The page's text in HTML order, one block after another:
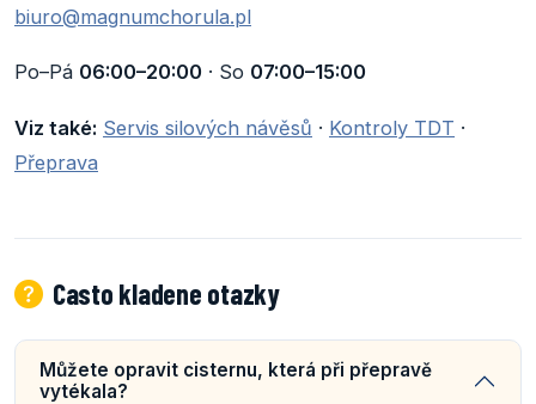
biuro@magnumchorula.pl
Po–Pá 06:00–20:00 · So 07:00–15:00
Viz také: Servis silových návěsů · Kontroly TDT ·
Přeprava
Casto kladene otazky
Můžete opravit cisternu, která při přepravě
vytékala?